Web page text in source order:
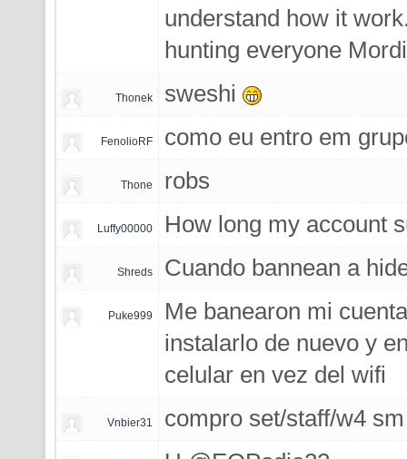
understand how it
hunting everyone
Thonek sweshi
FenolioRF como eu entro em
Thone robs
Luffy00000 How long my account
Shreds Cuando bannean a
Puke999
Me banearon mi
instalarlo de nuevo y
celular en vez del wifi
Vnbier31 compro set/staff/w4